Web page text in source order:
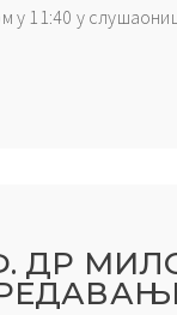
11:40 у
ДР